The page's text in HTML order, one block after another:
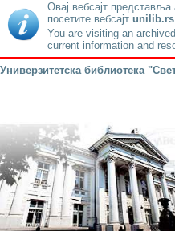
Овај вебсајт
посетите вебсајт unilib.rs
You are visiting an
current information and
Универзитетска библиотека